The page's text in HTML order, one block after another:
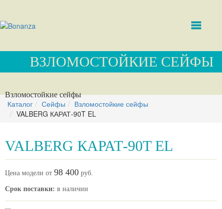
ВЗЛОМОСТОЙКИЕ СЕЙФЫ
Взломостойкие сейфы
Каталог Сейфы
Взломостойкие сейфы
VALBERG КАРАТ-90T EL
VALBERG КАРАТ-90T EL
Цена модели от 98 400 руб.
Срок поставки: в наличии